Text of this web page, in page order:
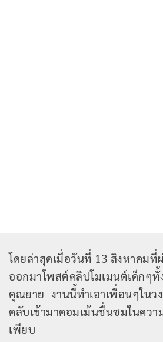
โดยล่าสุดเมื่อวันที่ 13 สิงหาคม
ออกมาโพสต์คลิปโมเมนต์เด็กๆทั้
คุณยาย งานนี้ทำเอาเพื่อนๆในว
คลับเข้ามาคอมเม้นชื่นชมในคว
เพียบ